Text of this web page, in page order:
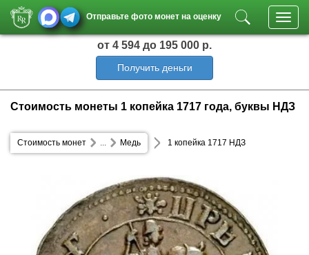
Отправьте фото монет на оценку
от 4 594 до 195 000 р.
Получить деньги
Стоимость монеты 1 копейка 1717 года, буквы НДЗ
Стоимость монет Медь
... 1 копейка 1717 НДЗ